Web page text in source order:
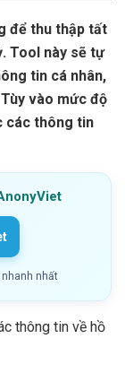
để thu thập tất
Tool này sẽ tự
tin cá nhân,
vào mức độ
các thông tin
nhất
thông tin về hồ